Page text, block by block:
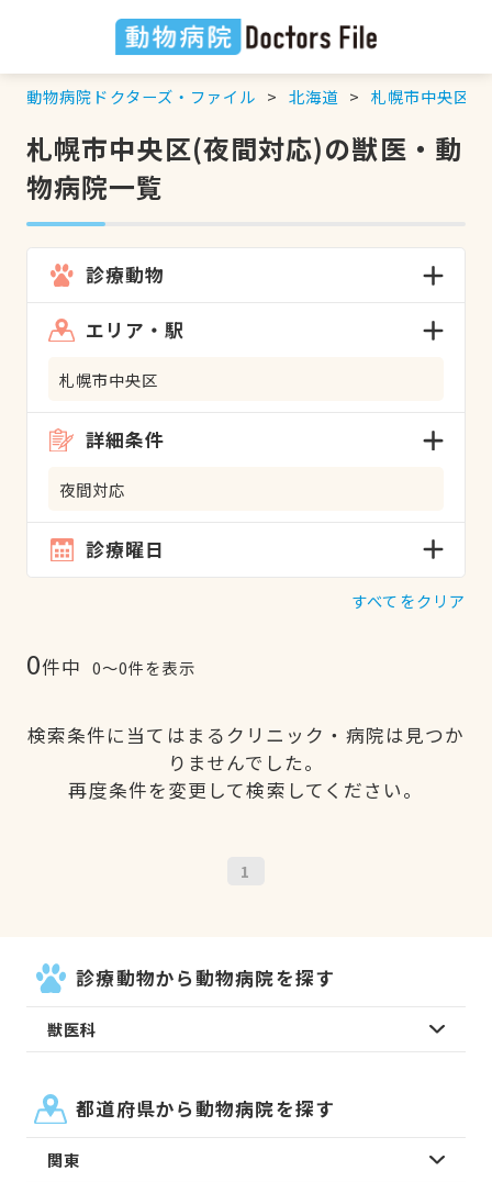
動物病院ドクターズ・ファイル 北海道 札幌市中央区
札幌市中央区(夜間対応)の獣医・動
物病院一覧
診療動物
エリア・駅
札幌市中央区
詳細条件
夜間対応
診療曜日
すべてをクリア
0件中 0〜0件を表示
検索条件に当てはまるクリニック・病院は見つか
りませんでした。
再度条件を変更して検索してください。
1
診療動物から動物病院を探す
獣医科
都道府県から動物病院を探す
関東